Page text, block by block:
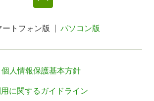
ートフォン版 パソコン版
個人情報保護基本方針
に関するガイドライン